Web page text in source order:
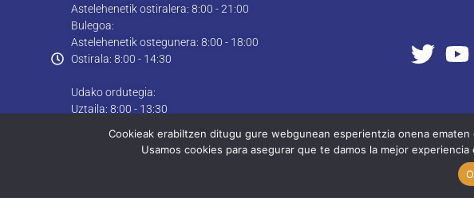
Astelehenetik ostiralera: 8:00 - 21:00
Bulegoa:
Astelehenetik ostegunera: 8:00 - 18:00
Ostirala: 8:00 - 14:30
Udako ordutegia:
Uztaila: 8:00 - 13:30
Cookieak erabiltzen ditugu gure webgunean esperientzia onena
Usamos cookies para asegurar que te damos la mejor